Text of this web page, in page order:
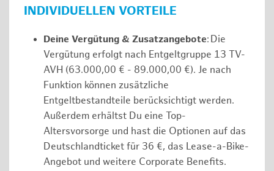
INDIVIDUELLEN VORTEILE
Deine Vergütung & Zusatzangebote: Die
Vergütung erfolgt nach Entgeltgruppe 13 TV-
AVH (63.000,00 € - 89.000,00 €). Je nach
Funktion können zusätzliche
Entgeltbestandteile berücksichtigt werden.
Außerdem erhältst Du eine Top-
Altersvorsorge und hast die Optionen auf das
Deutschlandticket für 36 €, das Lease-a-Bike-
Angebot und weitere Corporate Benefits.